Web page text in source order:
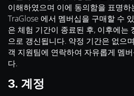
이해하였으며 이에 동의함을 표명
TraGlose 에서 멤버십을 구매할 수
은 체험 기간이 종료된 후, 이후에는
으로 갱신됩니다. 약정 기간은 없으
객 지원팀에 연락하여 자유롭게 멤
다.
3. 계정